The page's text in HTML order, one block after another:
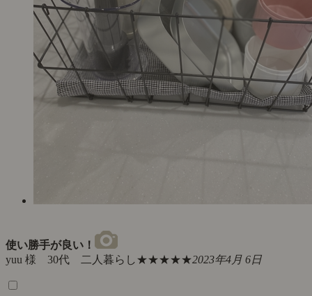
使い勝手が良い！
yuu 様 30代 二人暮らし★★★★★2023年4月 6日